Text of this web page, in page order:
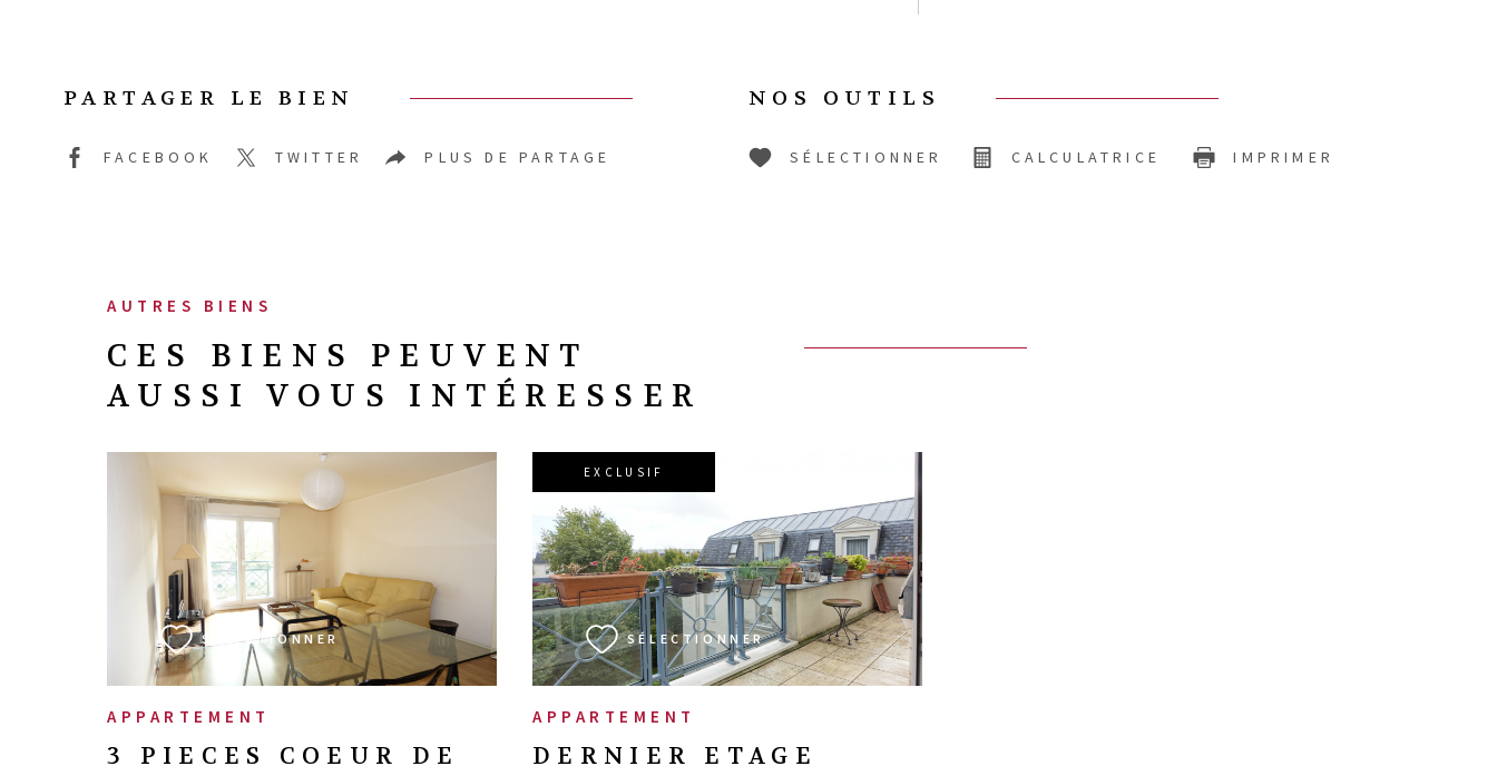
PARTAGER LE BIEN
FACEBOOK TWITTER PLUS DE PARTAGE
NOS OUTILS
SÉLECTIONNER CALCULATRICE IMPRIMER
AUTRES BIENS
CES BIENS PEUVENT
AUSSI VOUS INTÉRESSER
APPARTEMENT
3 PIECES COEUR DE
SÉLECTIONNER
VOIR LE BIEN
APPARTEMENT
DERNIER ETAGE
EXCLUSIF
SÉLECTIONNER
VOIR LE BIEN